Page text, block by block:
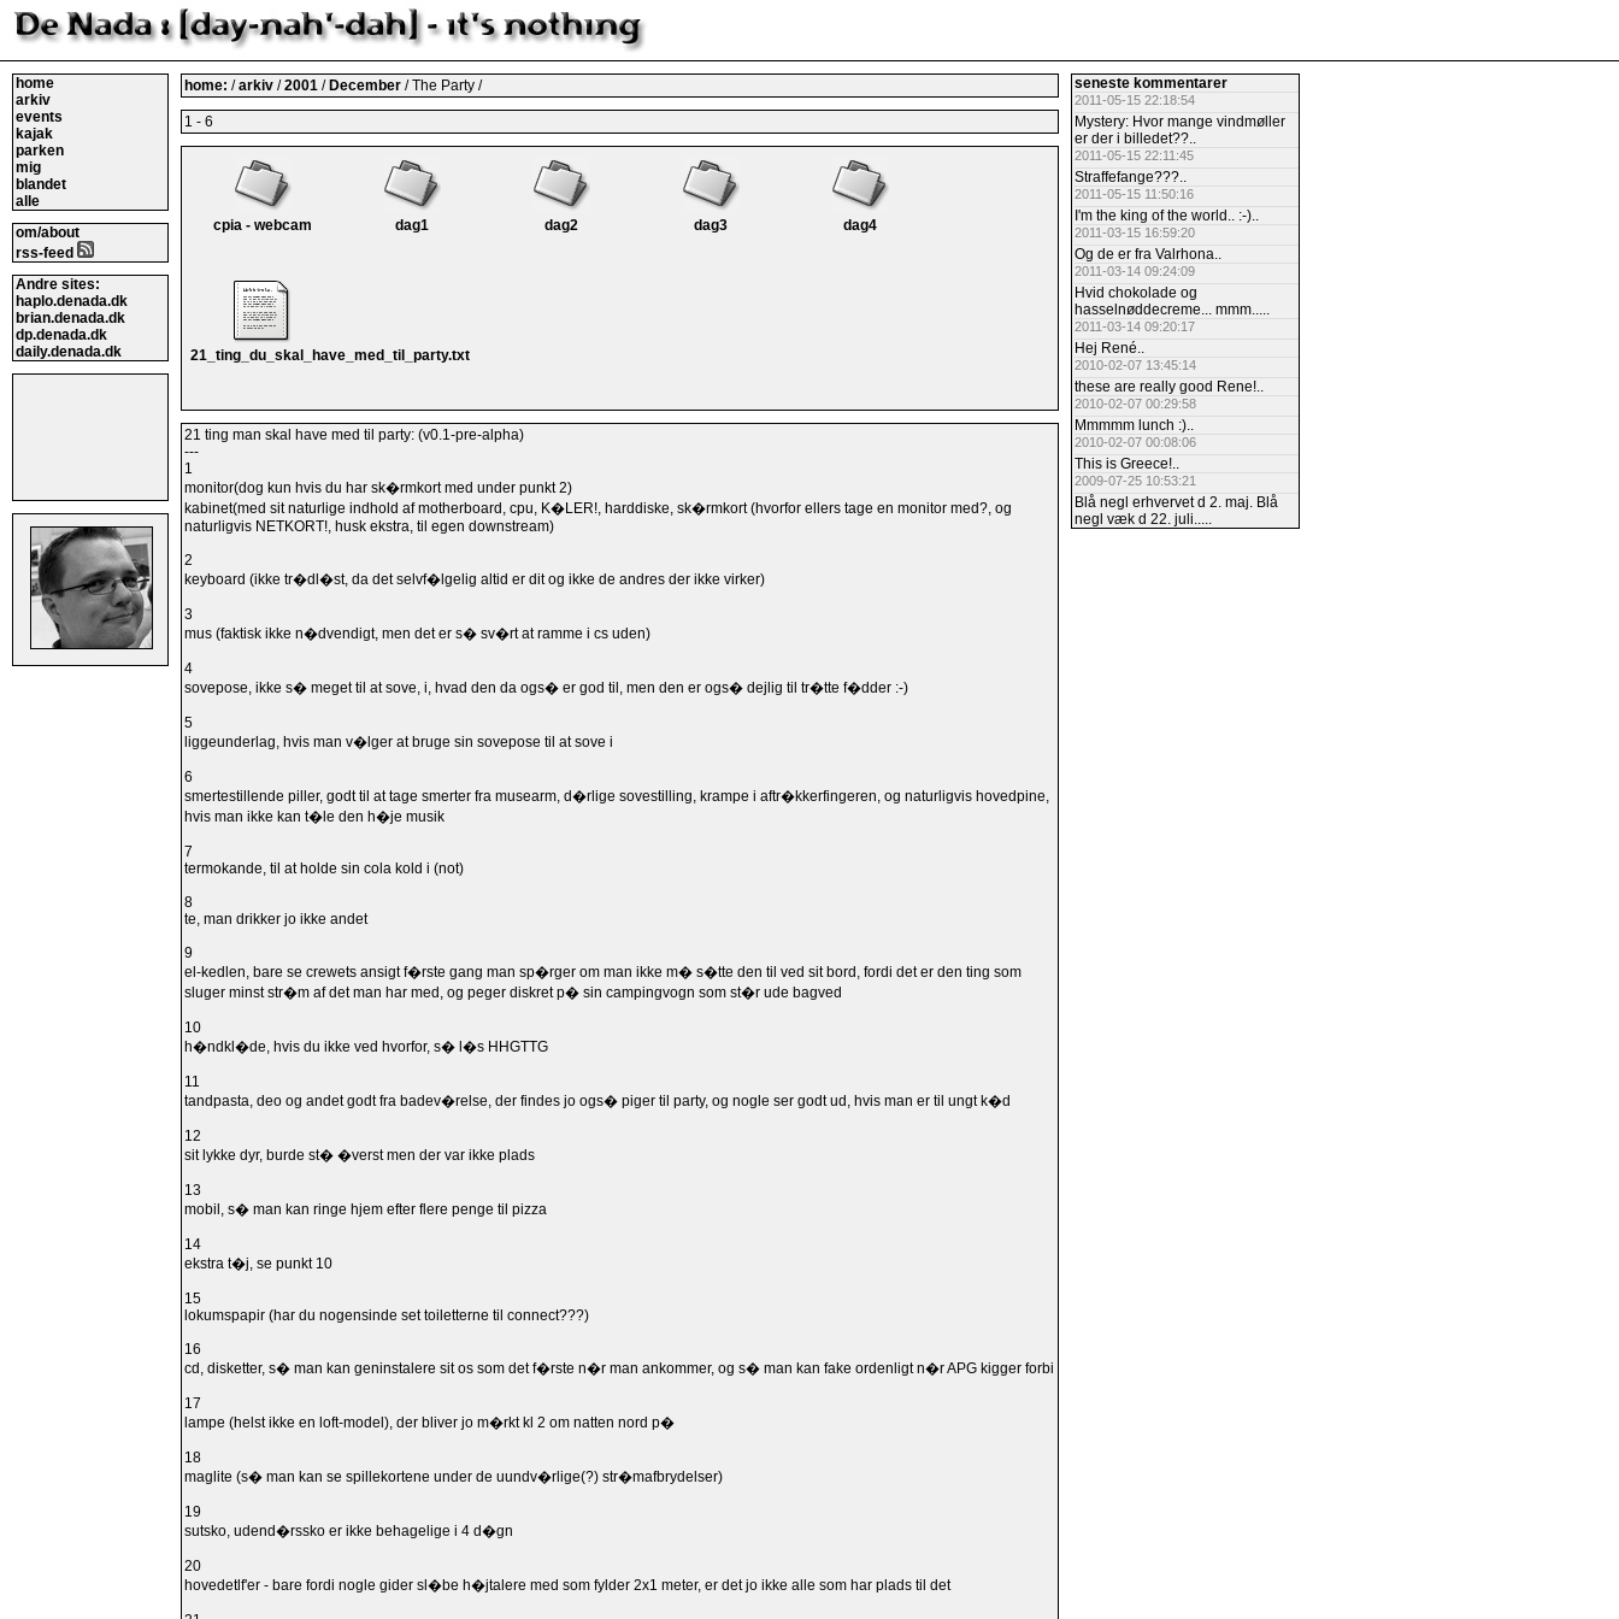
home
arkiv
events
kajak
parken
mig
blandet
alle
om/about
rss-feed
Andre sites:
haplo.denada.dk
brian.denada.dk
dp.denada.dk
daily.denada.dk
home: /arkiv /2001 / December / The Party /
1 - 6
cpia - webcam dag1 dag2 dag3 dag4
21_ting_du_skal_have_med_til_party.txt
21 ting man skal have med til party: (v0.1-pre-alpha)
---
1
monitor(dog kun hvis du har sk�rmkort med under punkt 2)
kabinet(med sit naturlige indhold af motherboard, cpu, K�LER!, harddiske, sk�rmkort (hvorfor ellers tage en monitor med?, og
naturligvis NETKORT!, husk ekstra, til egen downstream)
2
keyboard (ikke tr�dl�st, da det selvf�lgelig altid er dit og ikke de andres der ikke virker)
3
mus (faktisk ikke n�dvendigt, men det er s� sv�rt at ramme i cs uden)
4
sovepose, ikke s� meget til at sove, i, hvad den da ogs� er god til, men den er ogs� dejlig til tr�tte f�dder :-)
5
liggeunderlag, hvis man v�lger at bruge sin sovepose til at sove i
6
smertestillende piller, godt til at tage smerter fra musearm, d�rlige sovestilling, krampe i aftr�kkerfingeren, og naturligvis hovedpine,
hvis man ikke kan t�le den h�je musik
7
termokande, til at holde sin cola kold i (not)
8
te, man drikker jo ikke andet
9
el-kedlen, bare se crewets ansigt f�rste gang man sp�rger om man ikke m� s�tte den til ved sit bord, fordi det er den ting som
sluger minst str�m af det man har med, og peger diskret p� sin campingvogn som st�r ude bagved
10
h�ndkl�de, hvis du ikke ved hvorfor, s� l�s HHGTTG
11
tandpasta, deo og andet godt fra badev�relse, der findes jo ogs� piger til party, og nogle ser godt ud, hvis man er til ungt k�d
12
sit lykke dyr, burde st� �verst men der var ikke plads
13
mobil, s� man kan ringe hjem efter flere penge til pizza
14
ekstra t�j, se punkt 10
15
lokumspapir (har du nogensinde set toiletterne til connect???)
16
cd, disketter, s� man kan geninstalere sit os som det f�rste n�r man ankommer, og s� man kan fake ordenligt n�r APG kigger forbi
17
lampe (helst ikke en loft-model), der bliver jo m�rkt kl 2 om natten nord p�
18
maglite (s� man kan se spillekortene under de uundv�rlige(?) str�mafbrydelser)
19
sutsko, udend�rssko er ikke behagelige i 4 d�gn
20
hovedetlf'er - bare fordi nogle gider sl�be h�jtalere med som fylder 2x1 meter, er det jo ikke alle som har plads til det
seneste kommentarer
2011-05-15 22:18:54
Mystery: Hvor mange vindmøller
er der i billedet??..
2011-05-15 22:11:45
Straffefange???..
2011-05-15 11:50:16
I'm the king of the world.. :-)..
2011-03-15 16:59:20
Og de er fra Valrhona..
2011-03-14 09:24:09
Hvid chokolade og
hasselnøddecreme... mmm.....
2011-03-14 09:20:17
Hej René..
2010-02-07 13:45:14
these are really good Rene!..
2010-02-07 00:29:58
Mmmmm lunch :)..
2010-02-07 00:08:06
This is Greece!..
2009-07-25 10:53:21
Blå negl erhvervet d 2. maj. Blå
negl væk d 22. juli.....